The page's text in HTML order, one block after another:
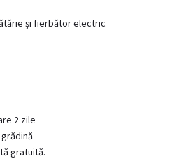
și fierbător electric
2 zile
gratuită.